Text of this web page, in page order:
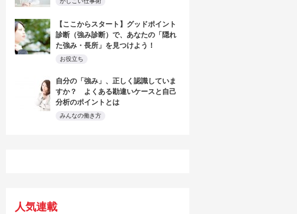
【ここからスタート】グッドポイント
診断（強み診断）で、あなたの「隠れ
た強み・長所」を見つけよう！
お役立ち
自分の「強み」、正しく認識していま
すか？ よくある勘違いケースと自己
分析のポイントとは
みんなの働き方
人気連載